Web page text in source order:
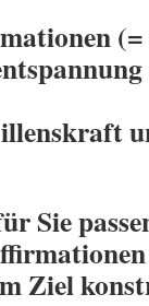
Sie
Ziel